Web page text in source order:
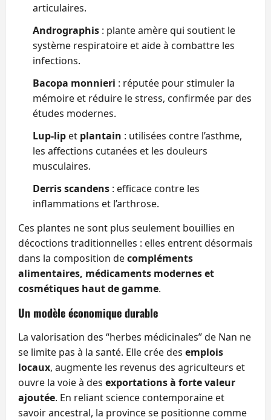
articulaires.
Andrographis : plante amère qui soutient le
système respiratoire et aide à combattre les
infections.
Bacopa monnieri : réputée pour stimuler la
mémoire et réduire le stress, confirmée par des
études modernes.
Lup‑lip et plantain : utilisées contre l’asthme,
les affections cutanées et les douleurs
musculaires.
Derris scandens : efficace contre les
inflammations et l’arthrose.
Ces plantes ne sont plus seulement bouillies en
décoctions traditionnelles : elles entrent désormais
dans la composition decompléments
alimentaires, médicaments modernes et
cosmétiques haut de gamme.
Un modèle économique durable
La valorisation des “herbes médicinales” de Nan ne
se limite pas à la santé. Elle crée des emplois
locaux, augmente les revenus des agriculteurs et
ouvre la voie à des exportations à forte valeur
ajoutée. En reliant science contemporaine et
savoir ancestral, la province se positionne comme